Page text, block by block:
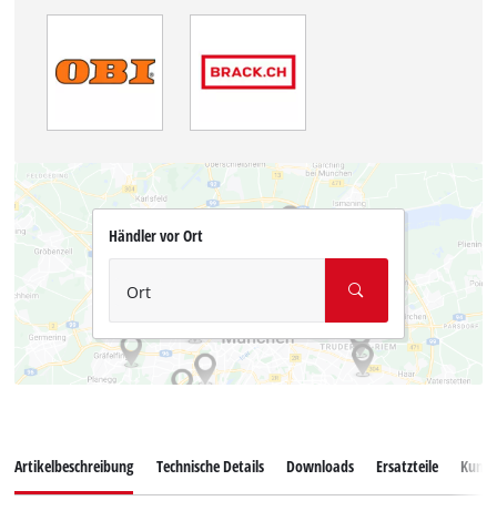
Händler vor Ort
Ort
Artikelbeschreibung Technische Details Downloads Ersatzteile